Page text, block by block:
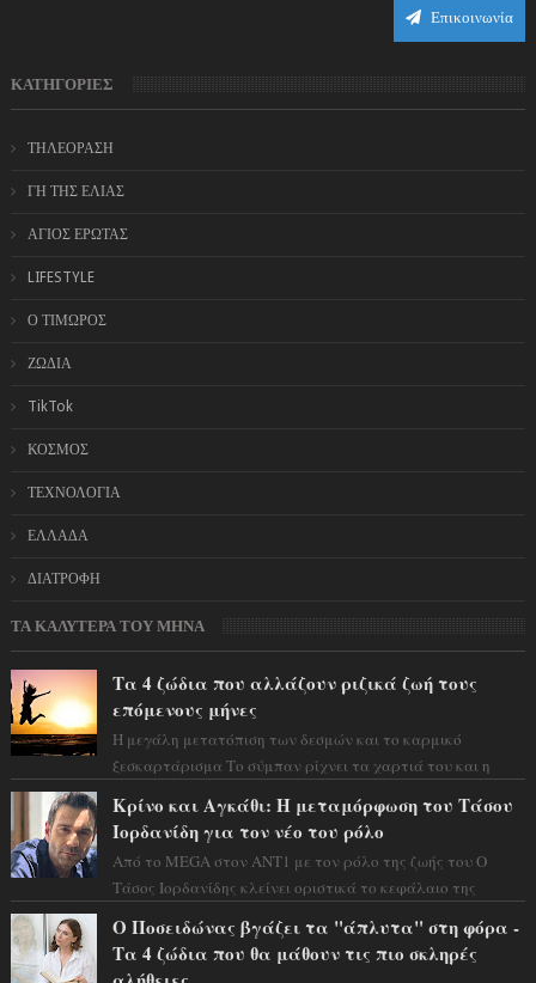
Επικοινωνία
ΚΑΤΗΓΟΡΙΕΣ
ΤΗΛΕΟΡΑΣΗ
ΓΗ ΤΗΣ ΕΛΙΑΣ
ΑΓΙΟΣ ΕΡΩΤΑΣ
LIFESTYLE
Ο ΤΙΜΩΡΟΣ
ΖΩΔΙΑ
TikTok
ΚΟΣΜΟΣ
ΤΕΧΝΟΛΟΓΙΑ
ΕΛΛΑΔΑ
ΔΙΑΤΡΟΦΗ
ΤΑ ΚΑΛΥΤΕΡΑ ΤΟΥ ΜΗΝΑ
Τα 4 ζώδια που αλλάζουν ριζικά ζωή τους
επόμενους μήνες
Η μεγάλη μετατόπιση των δεσμών και το καρμικό
ξεσκαρτάρισμα Το σύμπαν ρίχνει τα χαρτιά του και η
Κρίνο και Αγκάθι: Η μεταμόρφωση του Τάσου
Ιορδανίδη για τον νέο του ρόλο
Από το MEGA στον ΑΝΤ1 με τον ρόλο της ζωής του Ο
Τάσος Ιορδανίδης κλείνει οριστικά το κεφάλαιο της
Ο Ποσειδώνας βγάζει τα "άπλυτα" στη φόρα -
Τα 4 ζώδια που θα μάθουν τις πιο σκληρές